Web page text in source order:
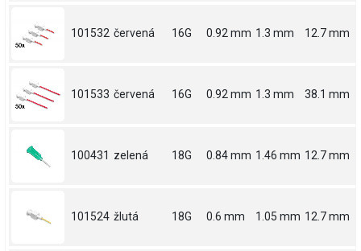
101532 červená 16G 0.92 mm 1.3 mm 12.7 mm
101533 červená 16G 0.92 mm 1.3 mm 38.1 mm
100431 zelená 18G 0.84 mm 1.46 mm 12.7 mm
101524 žlutá 18G 0.6 mm 1.05 mm 12.7 mm